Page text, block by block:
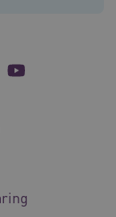
de LinkedIn
Ga naar het